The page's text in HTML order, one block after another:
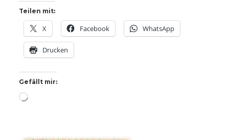
Teilen mit:
X Facebook WhatsApp
Drucken
Gefällt mir:
Wird